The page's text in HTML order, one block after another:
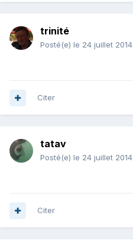
trinité
Posté(e) le 24 juillet 2014
Citer
tatav
Posté(e) le 24 juillet 2014
Citer